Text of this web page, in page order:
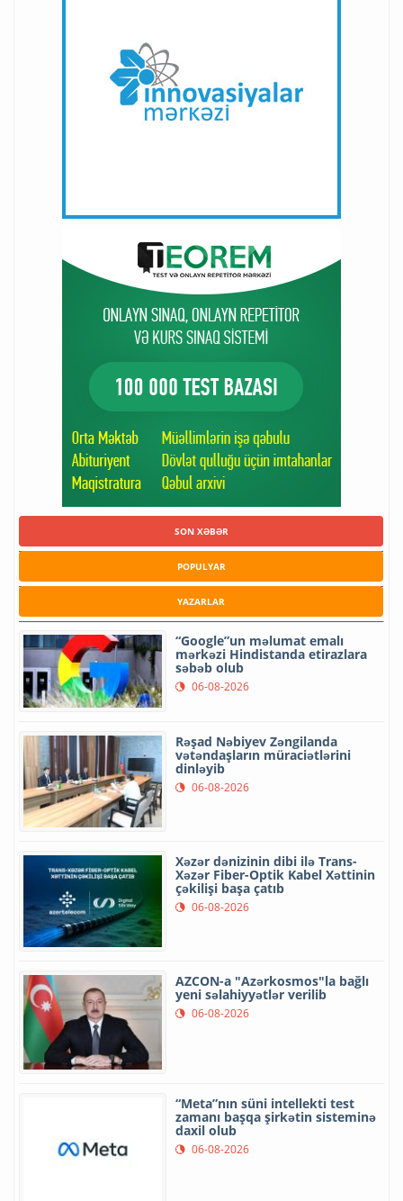
SON XƏBƏR
POPULYAR
YAZARLAR
“Google”un məlumat emalı
mərkəzi Hindistanda etirazlara
səbəb olub
06-08-2026
Rəşad Nəbiyev Zəngilanda
vətəndaşların müraciətlərini
dinləyib
06-08-2026
Xəzər dənizinin dibi ilə Trans-
Xəzər Fiber-Optik Kabel Xəttinin
çəkilişi başa çatıb
06-08-2026
AZCON-a "Azərkosmos"la bağlı
yeni səlahiyyətlər verilib
06-08-2026
“Meta”nın süni intellekti test
zamanı başqa şirkətin sisteminə
daxil olub
06-08-2026